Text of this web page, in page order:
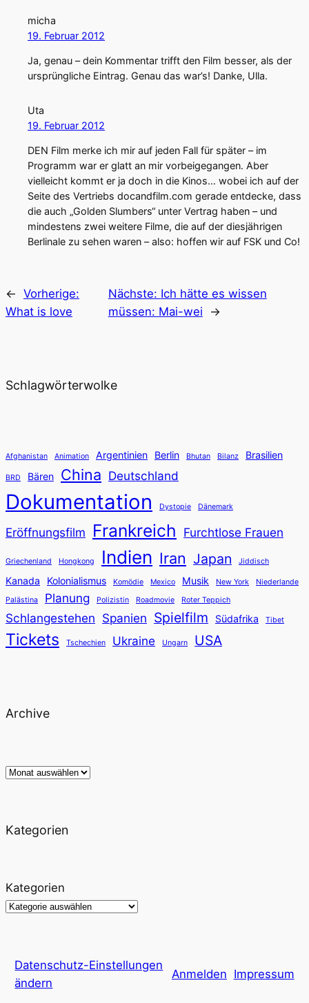
micha
19. Februar 2012
Ja, genau – dein Kommentar trifft den Film besser, als der
ursprüngliche Eintrag. Genau das war’s! Danke, Ulla.
Uta
19. Februar 2012
DEN Film merke ich mir auf jeden Fall für später – im
Programm war er glatt an mir vorbeigegangen. Aber
vielleicht kommt er ja doch in die Kinos… wobei ich auf der
Seite des Vertriebs docandfilm.com gerade entdecke, dass
die auch „Golden Slumbers“ unter Vertrag haben – und
mindestens zwei weitere Filme, die auf der diesjährigen
Berlinale zu sehen waren – also: hoffen wir auf FSK und Co!
← Vorherige:
What is love
Nächste: Ich hätte es wissen
müssen: Mai-wei
→
Schlagwörterwolke
Afghanistan Animation Argentinien Berlin Bhutan Bilanz Brasilien
BRD Bären China Deutschland
Dokumentation Dystopie Dänemark
Eröffnungsfilm Frankreich Furchtlose Frauen
Griechenland Hongkong Indien Iran Japan Jiddisch
Kanada Kolonialismus Komödie Mexico Musik New York
Niederlande
Palästina
Planung Polizistin Roadmovie Roter Teppich
Schlangestehen Spanien Spielfilm Südafrika Tibet
Tickets Tschechien Ukraine Ungarn USA
Archive
Archiv
Kategorien
Kategorien
Datenschutz-Einstellungen
ändern
Anmelden Impressum